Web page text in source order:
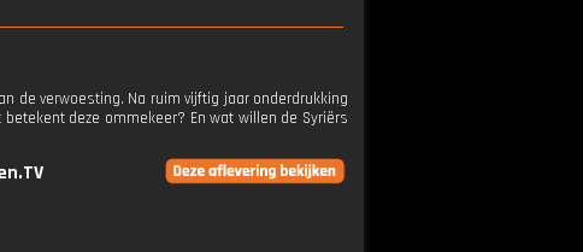
de verwoesting. Na ruim vijftig jaar onderdrukking
deze ommekeer? En wat willen de Syriërs